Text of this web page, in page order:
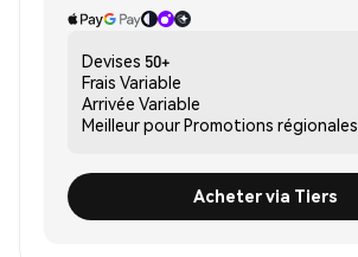
Devises 50+
Frais Variable
Arrivée Variable
Meilleur pourPromotions régionales
Acheter via Tiers